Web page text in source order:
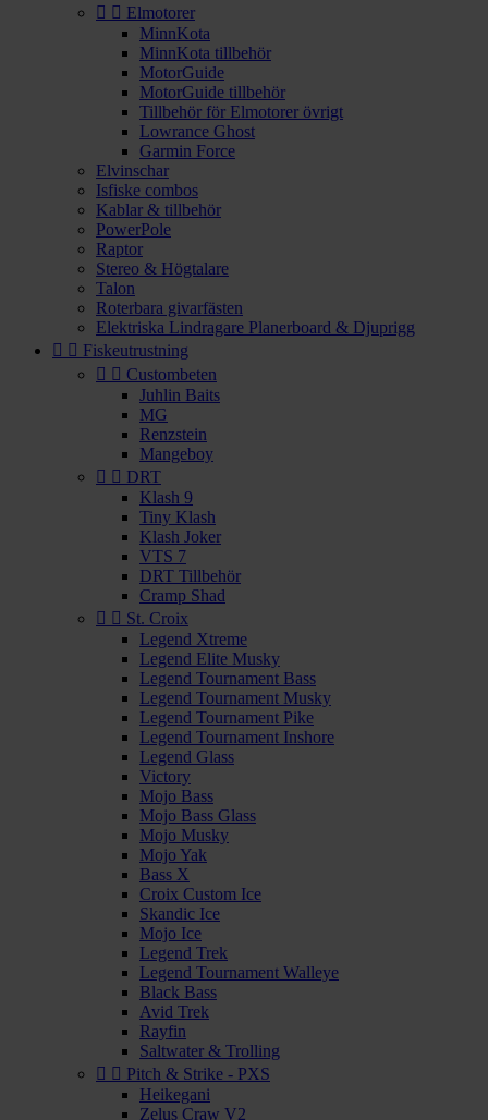
  Elmotorer
MinnKota
MinnKota tillbehör
MotorGuide
MotorGuide tillbehör
Tillbehör för Elmotorer övrigt
Lowrance Ghost
Garmin Force
Elvinschar
Isfiske combos
Kablar & tillbehör
PowerPole
Raptor
Stereo & Högtalare
Talon
Roterbara givarfästen
Elektriska Lindragare Planerboard & Djuprigg
  Fiskeutrustning
  Custombeten
Juhlin Baits
MG
Renzstein
Mangeboy
  DRT
Klash 9
Tiny Klash
Klash Joker
VTS 7
DRT Tillbehör
Cramp Shad
  St. Croix
Legend Xtreme
Legend Elite Musky
Legend Tournament Bass
Legend Tournament Musky
Legend Tournament Pike
Legend Tournament Inshore
Legend Glass
Victory
Mojo Bass
Mojo Bass Glass
Mojo Musky
Mojo Yak
Bass X
Croix Custom Ice
Skandic Ice
Mojo Ice
Legend Trek
Legend Tournament Walleye
Black Bass
Avid Trek
Rayfin
Saltwater & Trolling
  Pitch & Strike - PXS
Heikegani
Zelus Craw V2